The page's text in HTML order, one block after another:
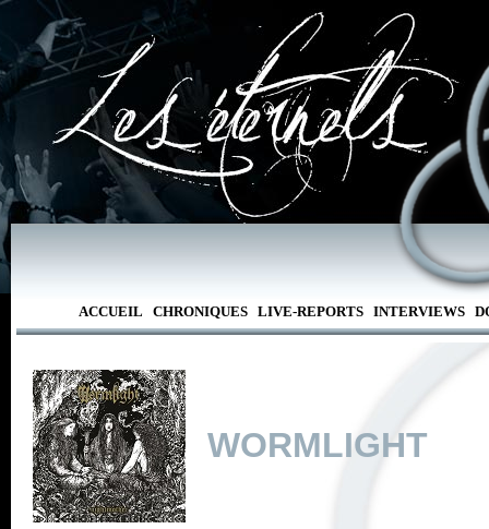
ACCUEIL CHRONIQUES LIVE-REPORTS INTERVIEWS
WORMLIGHT